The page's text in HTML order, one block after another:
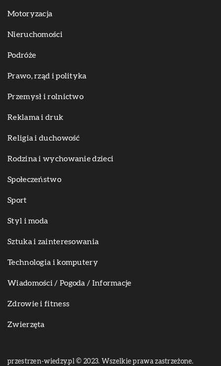
Motoryzacja
Nieruchomości
Podróże
Prawo, rząd i polityka
Przemysł i rolnictwo
Reklama i druk
Religia i duchowość
Rodzina i wychowanie dzieci
Społeczeństwo
Sport
Styl i moda
Sztuka i zainteresowania
Technologia i komputery
Wiadomości / Pogoda / Informacje
Zdrowie i fitness
Zwierzęta
przestrzen-wiedzy.pl © 2023. Wszelkie prawa zastrzeżone.